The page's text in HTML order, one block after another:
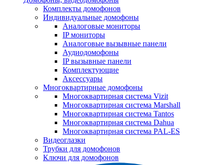
Комплекты домофонов
Индивидуальные домофоны
Аналоговые мониторы
IP мониторы
Аналоговые вызывные панели
Аудиодомофоны
IP вызывные панели
Комплектующие
Аксессуары
Многоквартирные домофоны
Многоквартирная система Vizit
Многоквартирная система Marshall
Многоквартирная система Tantos
Многоквартирная система Dahua
Многоквартирная система PAL-ES
Видеоглазки
Трубки для домофонов
Ключи для домофонов